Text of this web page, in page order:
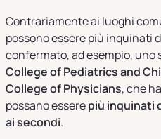
Contrariamente ai luoghi
possono essere più inquinati
confermato, ad esempio, uno
College of Pediatrics and
College of Physicians, che
possano esserepiù inquinati
ai secondi.